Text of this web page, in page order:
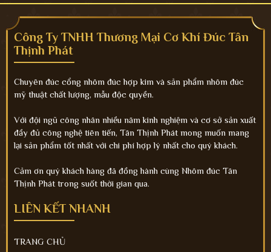
Công Ty TNHH Thương Mại Cơ Khí Đúc Tân
Thịnh Phát
Chuyên đúc cổng nhôm đúc hợp kim và sản phẩm nhôm đúc
mỹ thuật chất lượng, mẫu độc quyền.
Với đội ngũ công nhân nhiều năm kinh nghiệm và cơ sở sản xuất
đầy đủ công nghệ tiên tiến, Tân Thịnh Phát mong muốn mang
lại sản phẩm tốt nhất với chi phí hợp lý nhất cho quý khách.
Cảm ơn quý khách hàng đã đồng hành cùng Nhôm đúc Tân
Thịnh Phát trong suốt thời gian qua.
LIÊN KẾT NHANH
TRANG CHỦ